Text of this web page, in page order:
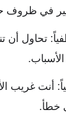
في ظروف
تحاول أن
أنت غريب
خطأ.